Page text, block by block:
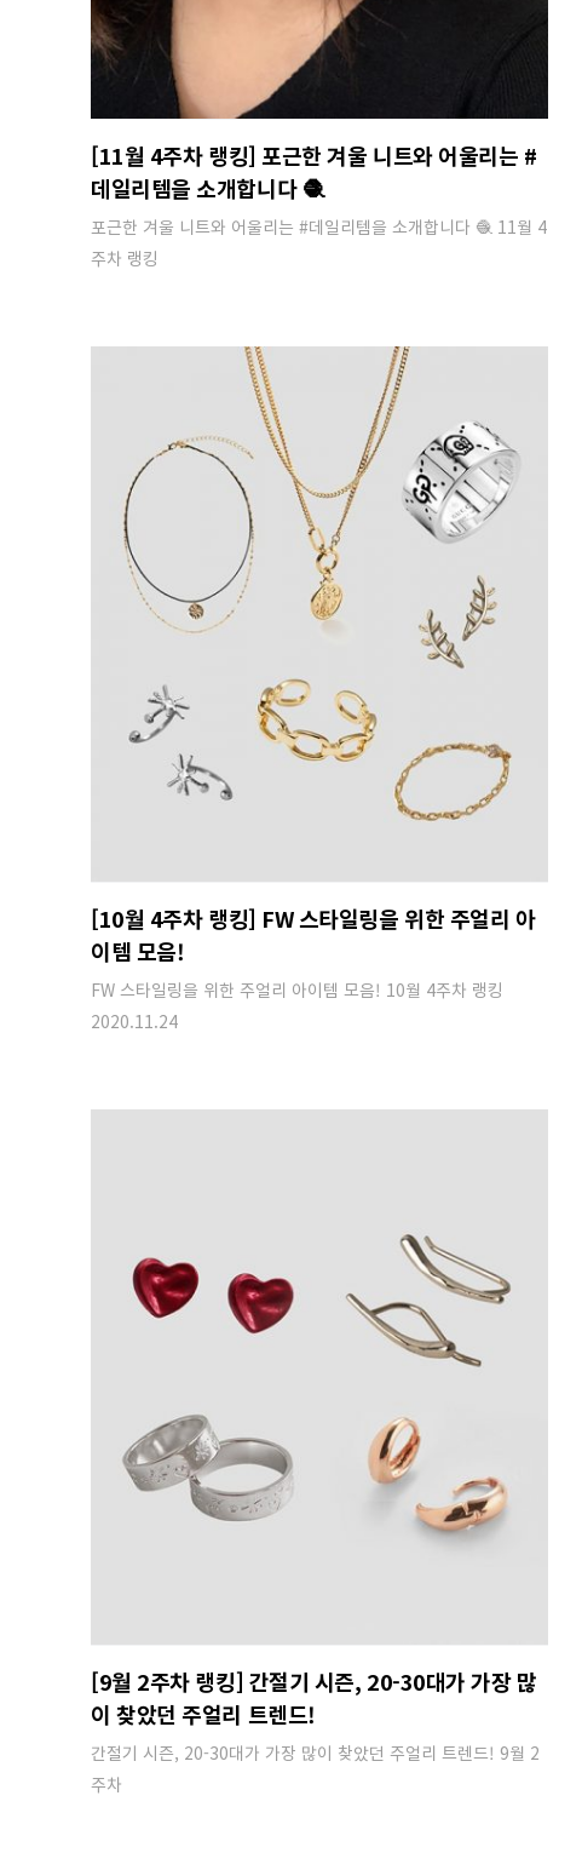
[11월 4주차 랭킹] 포근한 겨울 니트와 어울리는 #
데일리템을 소개합니다 🧶
포근한 겨울 니트와 어울리는 #데일리템을 소개합니다 🧶 11월 4
주차 랭킹
[10월 4주차 랭킹] FW 스타일링을 위한 주얼리 아
이템 모음!
FW 스타일링을 위한 주얼리 아이템 모음! 10월 4주차 랭킹
2020.11.24
[9월 2주차 랭킹] 간절기 시즌, 20-30대가 가장 많
이 찾았던 주얼리 트렌드!
간절기 시즌, 20-30대가 가장 많이 찾았던 주얼리 트렌드! 9월 2
주차